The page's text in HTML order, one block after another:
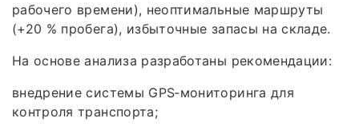
рабочего времени), неоптимальные маршруты
(+20 % пробега), избыточные запасы на складе.
На основе анализа разработаны рекомендации:
внедрение системы GPS‑мониторинга для
контроля транспорта;